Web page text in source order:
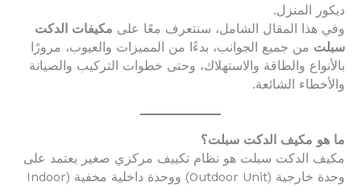
ديكور المنزل.
وفي هذا المقال الشامل، سنتعرف معًا على مكيفات الدكت
سبلت من جميع الجوانب، بدءًا من المميزات والعيوب، مرورًا
بالأنواع والطاقة والاستهلاك، وحتى خطوات التركيب والصيانة
والأخطاء الشائعة.
ما هو مكيف الدكت سبلت؟
مكيف الدكت سبلت هو نظام تكييف مركزي صغير يعتمد على
وحدة خارجية (Outdoor Unit) ووحدة داخلية مخفية (Indoor